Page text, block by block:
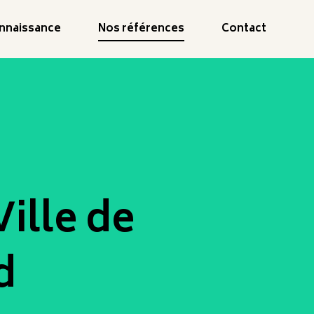
Nos références Contact
de